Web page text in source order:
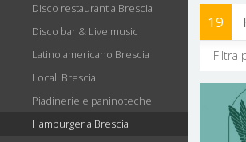
Disco restaurant a Brescia
Disco bar & Live music
Latino americano Brescia
Locali Brescia
Piadinerie e paninoteche
Hamburger a Brescia
19
Filtra